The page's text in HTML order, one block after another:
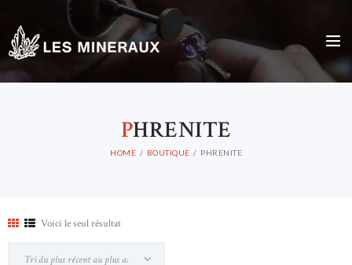
PHRENITE
HOME BOUTIQUE PHRENITE
Voici le seul résultat